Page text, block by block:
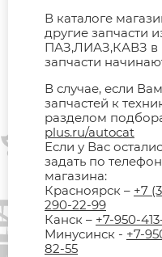
В каталоге
другие запчасти
ПАЗ,ЛИАЗ,КАВЗ в
запчасти
В случае, если
запчастей к
разделом
plus.ru/autocat
Если у Вас
задать по
магазина:
Красноярск – +7
290-22-99
Канск – +7-950-
Минусинск - +7-
82-55